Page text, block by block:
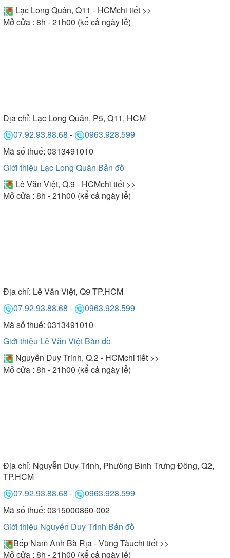
Lạc Long Quân, Q11 - HCMchi tiết >>
Mở cửa : 8h - 21h00 (kể cả ngày lễ)
Địa chỉ: Lạc Long Quân, P5, Q11, HCM
07.92.93.88.68 -
0963.928.599
Mã số thuế: 0313491010
Giới thiệu Lạc Long Quân Bản đồ
Lê Văn Việt, Q.9 - HCMchi tiết >>
Mở cửa : 8h - 21h00 (kể cả ngày lễ)
Địa chỉ: Lê Văn Việt, Q9 TP.HCM
07.92.93.88.68 -
0963.928.599
Mã số thuế: 0313491010
Giới thiệu Lê Văn Việt Bản đồ
Nguyễn Duy Trinh, Q.2 - HCMchi tiết >>
Mở cửa : 8h - 21h00 (kể cả ngày lễ)
Địa chỉ: Nguyễn Duy Trinh, Phường Bình Trưng Đông, Q2,
TP.HCM
07.92.93.88.68 -
0963.928.599
Mã số thuế: 0315000860-002
Giới thiệu Nguyễn Duy Trinh Bản đồ
Bếp Nam Anh Bà Rịa - Vũng Tàuchi tiết >>
Mở cửa : 8h - 21h00 (kể cả ngày lễ)